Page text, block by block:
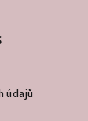
údajů